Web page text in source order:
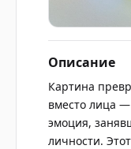
Описание
Картина
вместо лица
эмоция,
личности.